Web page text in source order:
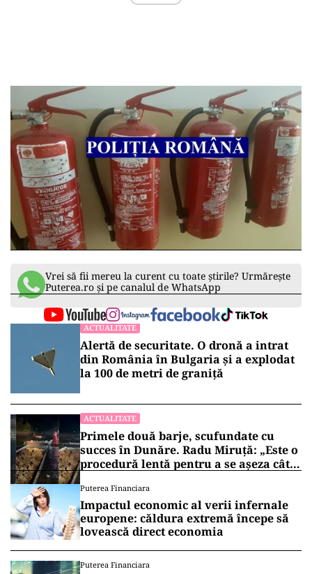
Vrei să fii mereu la curent cu toate știrile? Urmărește
Puterea.ro și pe canalul de WhatsApp
ACTUALITATE
Alertă de securitate. O dronă a intrat
din România în Bulgaria şi a explodat
la 100 de metri de graniţă
ACTUALITATE
Primele două barje, scufundate cu
succes în Dunăre. Radu Miruță: „Este o
procedură lentă pentru a se așeza cât
Puterea Financiara
Impactul economic al verii infernale
europene: căldura extremă începe să
lovească direct economia
Puterea Financiara